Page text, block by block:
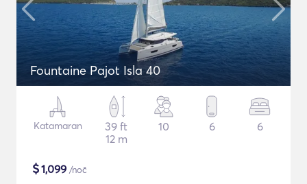
Fountaine Pajot Isla 40
Katamaran
39 ft
12 m
10 6 6
$1,099 /noč